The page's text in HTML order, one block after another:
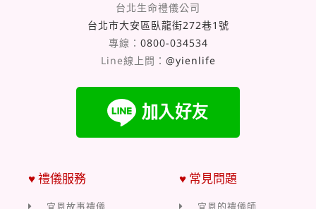
台北生命禮儀公司
台北市大安區臥龍街272巷1號
專線： 0800-034534
Line線上問： @yienlife
♥ 禮儀服務
宜恩故事禮儀
♥ 常見問題
宜恩的禮儀師